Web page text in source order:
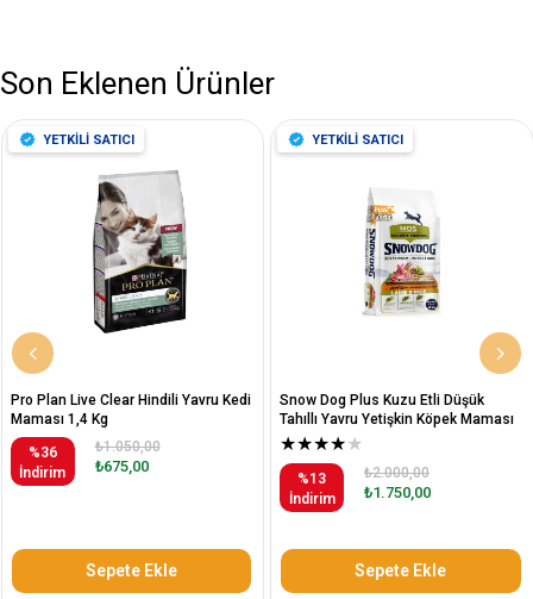
Son Eklenen Ürünler
Pro Plan Live Clear Hindili Yavru Kedi
Maması 1,4 Kg
%36
İndirim
₺675,00
₺1.050,00
Sepete Ekle
YETKİLİ SATICI
Snow Dog Plus Kuzu Etli Düşük
Tahıllı Yavru Yetişkin Köpek Maması
12 Kg
★★★★★
%13
İndirim
₺1.750,00
₺2.000,00
Sepete Ekle
YETKİLİ SATICI